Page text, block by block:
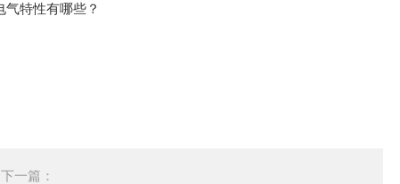
下一篇：